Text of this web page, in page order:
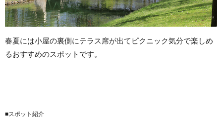
春夏には小屋の裏側にテラス席が出てピクニック気分で楽しめ
るおすすめのスポットです。
■スポット紹介